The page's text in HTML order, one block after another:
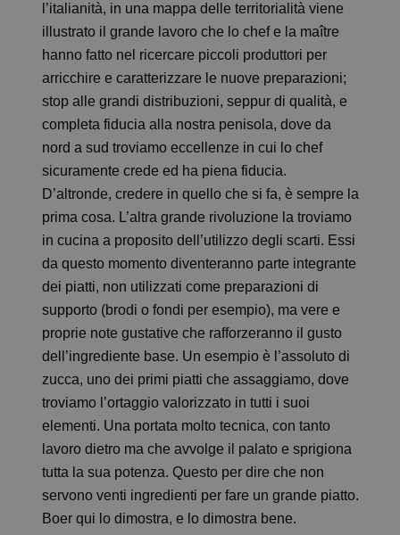
l’italianità, in una mappa delle territorialità viene
illustrato il grande lavoro che lo chef e la maître
hanno fatto nel ricercare piccoli produttori per
arricchire e caratterizzare le nuove preparazioni;
stop alle grandi distribuzioni, seppur di qualità, e
completa fiducia alla nostra penisola, dove da
nord a sud troviamo eccellenze in cui lo chef
sicuramente crede ed ha piena fiducia.
D’altronde, credere in quello che si fa, è sempre la
prima cosa. L’altra grande rivoluzione la troviamo
in cucina a proposito dell’utilizzo degli scarti. Essi
da questo momento diventeranno parte integrante
dei piatti, non utilizzati come preparazioni di
supporto (brodi o fondi per esempio), ma vere e
proprie note gustative che rafforzeranno il gusto
dell’ingrediente base. Un esempio è l’assoluto di
zucca, uno dei primi piatti che assaggiamo, dove
troviamo l’ortaggio valorizzato in tutti i suoi
elementi. Una portata molto tecnica, con tanto
lavoro dietro ma che avvolge il palato e sprigiona
tutta la sua potenza. Questo per dire che non
servono venti ingredienti per fare un grande piatto.
Boer qui lo dimostra, e lo dimostra bene.